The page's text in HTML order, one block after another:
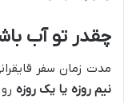
چقدر تو آب
مدت زمان سفر
نیم روزه یا یک روزه